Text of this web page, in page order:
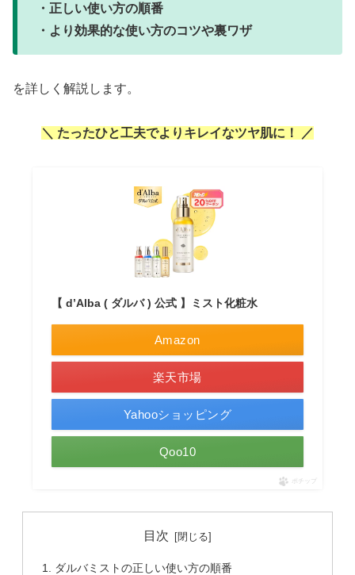
・正しい使い方の順番
・より効果的な使い方のコツや裏ワザ
を詳しく解説します。
＼ たったひと工夫でよりキレイなツヤ肌に！ ／
【 d’Alba ( ダルバ ) 公式 】ミスト化粧水
Amazon
楽天市場
Yahooショッピング
Qoo10
ポチップ
目次
ダルバミストの正しい使い方の順番